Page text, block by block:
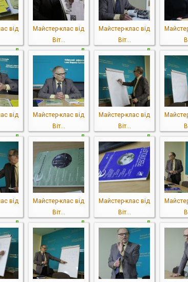
від
Майстер-клас від
Віт...
Майстер-клас від
Віт...
від
Майстер-клас від
Віт...
Майстер-клас від
Віт...
від
Майстер-клас від
Віт...
Майстер-клас від
Віт...